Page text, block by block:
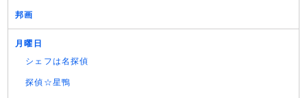
邦画
月曜日
シェフは名探偵
探偵☆星鴨